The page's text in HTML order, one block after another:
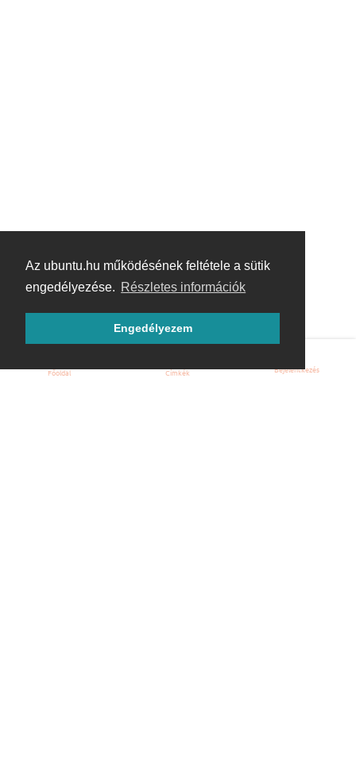
Az ubuntu.hu működésének feltétele a sütik
engedélyezése. Részletes információk
Engedélyezem
Főoldal Címkék Bejelentkezés